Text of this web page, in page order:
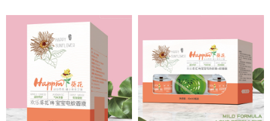
这一次我想从心而觅，踏上快乐之旅。
人是行走的向日葵，盛开是对理想无尽的仰望，
向上生长，才能与阳光对接。夜晚再黑听得见生长的音节，
因为坚信太阳一定会在东方展示晨曦。父母就像朴素淡雅的向日
幸福的期盼面向太阳，用一缕微笑、一丝沉默和坚韧，
温暖着每一个宝宝，快乐成长。